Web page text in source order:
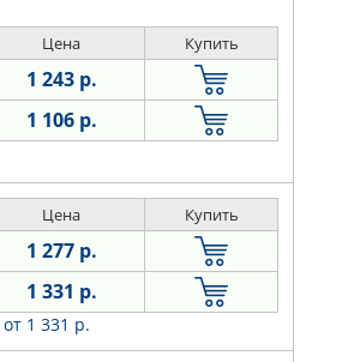
Цена Купить
1 243 р.
1 106 р.
Цена Купить
1 277 р.
1 331 р.
от 1 331 р.